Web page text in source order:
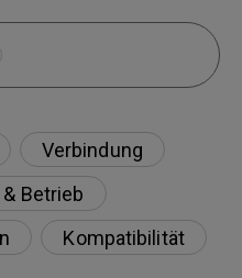
Verbindung
Betrieb
Kompatibilität